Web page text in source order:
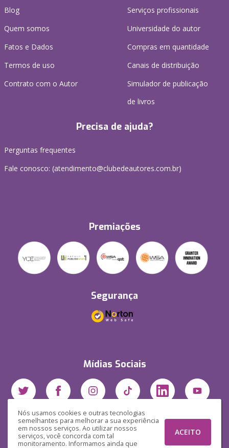
Nós usamos cookies e outras tecnologias
semelhantes para melhorar a sua experiência
em nossos serviços. Ao utilizar nossos
serviços, você concorda com tal
monitoramento. Informamos ainda que
ACEITO
Blog
Quem somos
Fatos e Dados
Termos de uso
Contrato com o Autor
Serviços profissionais
Universidade do autor
Compras em quantidade
Canais de distribuição
Simulador de publicação
de livros
Precisa de ajuda?
Perguntas frequentes
Fale conosco: (atendimento@clubedeautores.com.br)
Premiações
Segurança
Mídias Sociais